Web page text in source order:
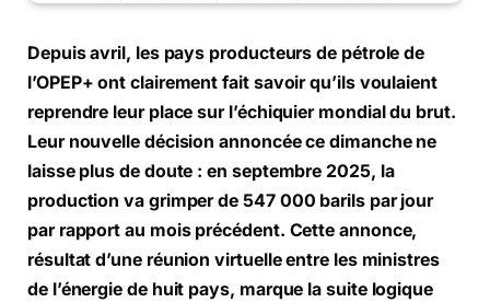
Depuis avril, les pays producteurs de pétrole de
l’OPEP+ ont clairement fait savoir qu’ils voulaient
reprendre leur place sur l’échiquier mondial du brut.
Leur nouvelle décision annoncée ce dimanche ne
laisse plus de doute : en septembre 2025, la
production va grimper de 547 000 barils par jour
par rapport au mois précédent. Cette annonce,
résultat d’une réunion virtuelle entre les ministres
de l’énergie de huit pays, marque la suite logique